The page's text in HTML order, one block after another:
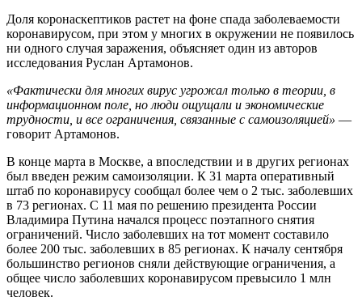
Доля коронаскептиков растет на фоне спада заболеваемости
коронавирусом, при этом у многих в окружении не появилось
ни одного случая заражения, объясняет один из авторов
исследования Руслан Артамонов.
«Фактически для многих вирус угрожал только в теории, в
информационном поле, но люди ощущали и экономические
трудности, и все ограничения, связанные с самоизоляцией» —
говорит Артамонов.
В конце марта в Москве, а впоследствии и в других регионах
был введен режим самоизоляции. К 31 марта оперативный
штаб по коронавирусу сообщал более чем о 2 тыс. заболевших
в 73 регионах. С 11 мая по решению президента России
Владимира Путина начался процесс поэтапного снятия
ограничений. Число заболевших на тот момент составило
более 200 тыс. заболевших в 85 регионах. К началу сентября
большинство регионов сняли действующие ограничения, а
общее число заболевших коронавирусом превысило 1 млн
человек.